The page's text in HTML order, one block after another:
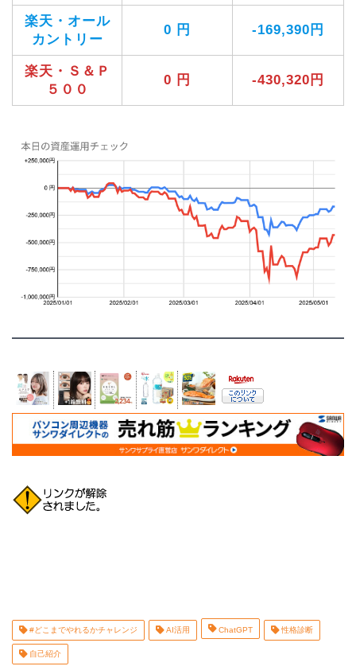
楽天・オール
カントリー
0 円 -169,390円
楽天・Ｓ＆Ｐ
５００
0 円 -430,320円
#どこまでやれるかチャレンジ AI活用 ChatGPT 性格診断
自己紹介